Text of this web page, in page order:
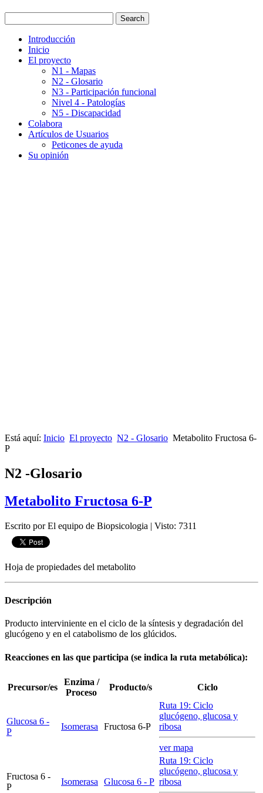
Introducción
Inicio
El proyecto
N1 - Mapas
N2 - Glosario
N3 - Participación funcional
Nivel 4 - Patologías
N5 - Discapacidad
Colabora
Artículos de Usuarios
Peticones de ayuda
Su opinión
Está aquí: Inicio El proyecto N2 - Glosario Metabolito Fructosa 6-
P
N2 -Glosario
Metabolito Fructosa 6-P
Escrito por El equipo de Biopsicologia | Visto: 7311
Hoja de propiedades del metabolito
Descripción
Producto interviniente en el ciclo de la síntesis y degradación del
glucógeno y en el catabolismo de los glúcidos.
Reacciones en las que participa (se indica la ruta metabólica):
Precursor/es
Enzima /
Proceso
Producto/s Ciclo
Glucosa 6 -
P
Isomerasa Fructosa 6-P
Ruta 19: Ciclo
glucógeno, glucosa y
ribosa
ver mapa
Fructosa 6 -
P
Isomerasa Glucosa 6 - P
Ruta 19: Ciclo
glucógeno, glucosa y
ribosa